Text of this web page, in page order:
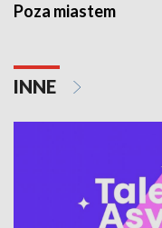
Poza miastem
INNE